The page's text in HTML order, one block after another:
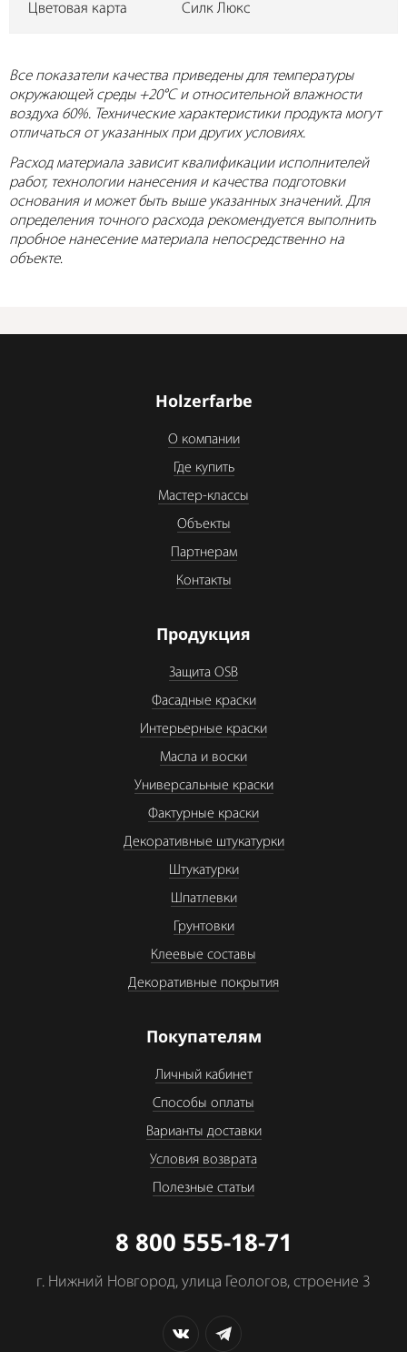
Цветовая карта Силк Люкс
Все показатели качества приведены для температуры
окружающей среды +20°C и относительной влажности
воздуха 60%. Технические характеристики продукта могут
отличаться от указанных при других условиях.
Расход материала зависит квалификации исполнителей
работ, технологии нанесения и качества подготовки
основания и может быть выше указанных значений. Для
определения точного расхода рекомендуется выполнить
пробное нанесение материала непосредственно на
объекте.
Holzerfarbe
О компании
Где купить
Мастер-классы
Объекты
Партнерам
Контакты
Продукция
Защита OSB
Фасадные краски
Интерьерные краски
Масла и воски
Универсальные краски
Фактурные краски
Декоративные штукатурки
Штукатурки
Шпатлевки
Грунтовки
Клеевые составы
Декоративные покрытия
Покупателям
Личный кабинет
Способы оплаты
Варианты доставки
Условия возврата
Полезные статьи
8 800 555-18-71
г. Нижний Новгород, улица Геологов, строение 3